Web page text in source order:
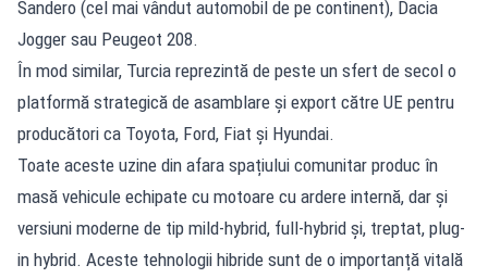
Sandero (cel mai vândut automobil de pe continent), Dacia
Jogger sau Peugeot 208.
În mod similar, Turcia reprezintă de peste un sfert de secol o
platformă strategică de asamblare și export către UE pentru
producători ca Toyota, Ford, Fiat și Hyundai.
Toate aceste uzine din afara spațiului comunitar produc în
masă vehicule echipate cu motoare cu ardere internă, dar și
versiuni moderne de tip mild-hybrid, full-hybrid și, treptat, plug-
in hybrid. Aceste tehnologii hibride sunt de o importanță vitală